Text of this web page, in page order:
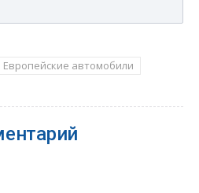
Европейские автомобили